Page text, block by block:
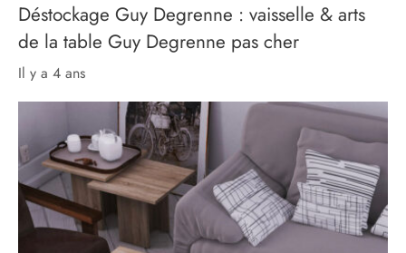
Déstockage Guy Degrenne : vaisselle & arts
de la table Guy Degrenne pas cher
il y a 4 ans